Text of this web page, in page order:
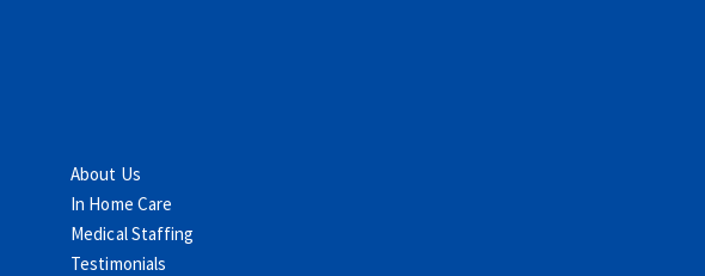
About Us
In Home Care
Medical Staffing
Testimonials